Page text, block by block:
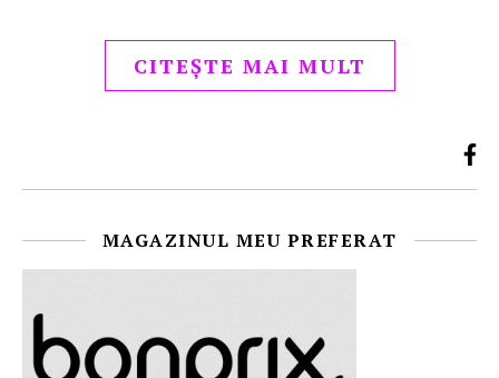
CITEȘTE MAI MULT
MAGAZINUL MEU PREFERAT